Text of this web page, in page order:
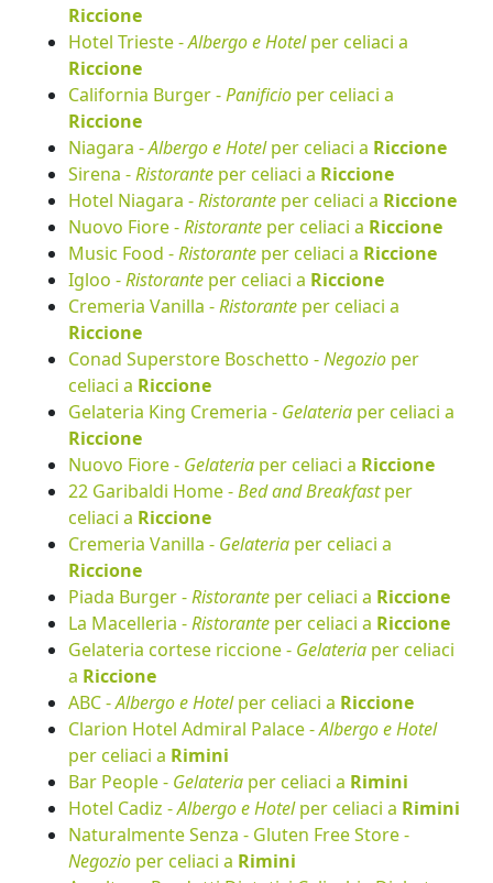
Riccione
Hotel Trieste -Albergo e Hotelper celiaci a
Riccione
California Burger -Panificio per celiaci a
Riccione
Niagara -Albergo e Hotelper celiaci a Riccione
Sirena -Ristorante per celiaci a Riccione
Hotel Niagara -Ristorante per celiaci a Riccione
Nuovo Fiore -Ristorante per celiaci a Riccione
Music Food -Ristorante per celiaci a Riccione
Igloo -Ristorante per celiaci a Riccione
Cremeria Vanilla -Ristorante per celiaci a
Riccione
Conad Superstore Boschetto -Negozio per
celiaci a Riccione
Gelateria King Cremeria - Gelateria per celiaci a
Riccione
Nuovo Fiore - Gelateria per celiaci a Riccione
22 Garibaldi Home -Bed and Breakfastper
celiaci a Riccione
Cremeria Vanilla - Gelateria per celiaci a
Riccione
Piada Burger -Ristorante per celiaci a Riccione
La Macelleria -Ristorante per celiaci a Riccione
Gelateria cortese riccione - Gelateria per celiaci
a Riccione
ABC -Albergo e Hotelper celiaci a Riccione
Clarion Hotel Admiral Palace -Albergo e Hotel
per celiaci a Rimini
Bar People - Gelateria per celiaci a Rimini
Hotel Cadiz -Albergo e Hotelper celiaci a Rimini
Naturalmente Senza - Gluten Free Store -
Negozio per celiaci a Rimini